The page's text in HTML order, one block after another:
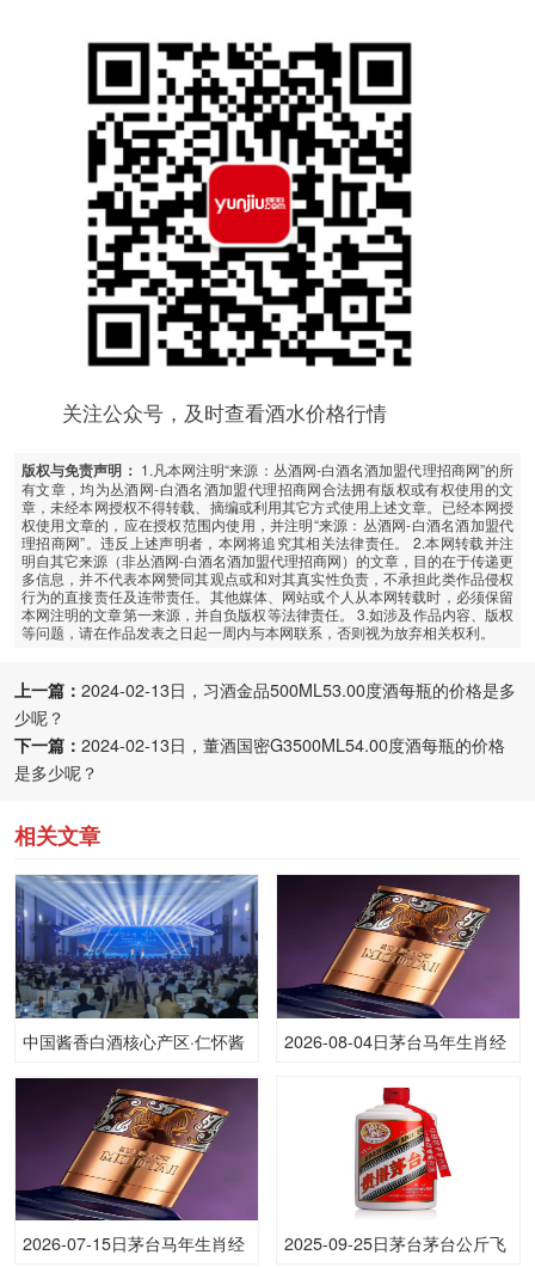
关注公众号，及时查看酒水价格行情
版权与免责声明： 1.凡本网注明“来源：丛酒网-白酒名酒加盟代理招商网”的所
有文章，均为丛酒网-白酒名酒加盟代理招商网合法拥有版权或有权使用的文
章，未经本网授权不得转载、摘编或利用其它方式使用上述文章。已经本网授
权使用文章的，应在授权范围内使用，并注明“来源：丛酒网-白酒名酒加盟代
理招商网”。违反上述声明者，本网将追究其相关法律责任。 2.本网转载并注
明自其它来源（非丛酒网-白酒名酒加盟代理招商网）的文章，目的在于传递更
多信息，并不代表本网赞同其观点或和对其真实性负责，不承担此类作品侵权
行为的直接责任及连带责任。其他媒体、网站或个人从本网转载时，必须保留
本网注明的文章第一来源，并自负版权等法律责任。 3.如涉及作品内容、版权
等问题，请在作品发表之日起一周内与本网联系，否则视为放弃相关权利。
上一篇： 2024-02-13日，习酒金品500ML53.00度酒每瓶的价格是多
少呢？
下一篇： 2024-02-13日，董酒国密G3500ML54.00度酒每瓶的价格
是多少呢？
相关文章
中国酱香白酒核心产区·仁怀酱
2026-08-04日茅台马年生肖经
1,900一瓶，下跌 10元
2026-07-15日茅台马年生肖经
2025-09-25日茅台茅台公斤飞